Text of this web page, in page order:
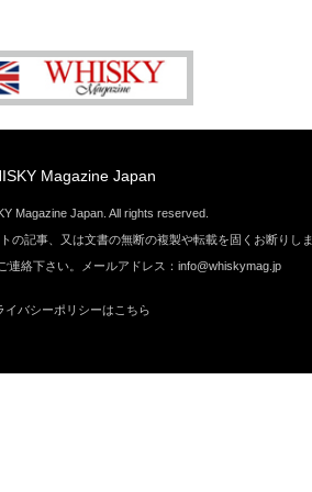
Magazine Japan
Magazine Japan. All rights reserved.
記事、又は文書の無断の複製や転載を固くお断りし
連絡下さい。メールアドレス：info@whiskymag.jp
イバシーポリシーはこちら